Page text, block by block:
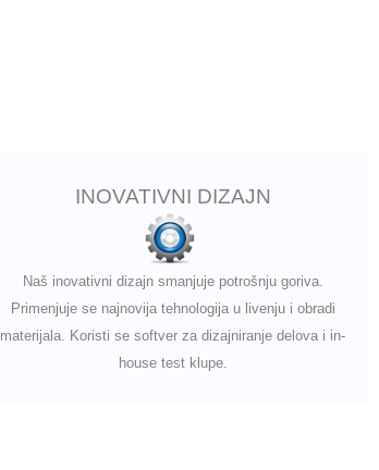
INOVATIVNI DIZAJN
Naš inovativni dizajn smanjuje potrošnju goriva.
Primenjuje se najnovija tehnologija u livenju i obradi
materijala. Koristi se softver za dizajniranje delova i in-
house test klupe.